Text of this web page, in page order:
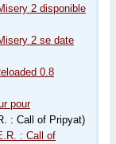
2 disponible
2 se date
0.8
pour
: Call of Pripyat)
: Call of